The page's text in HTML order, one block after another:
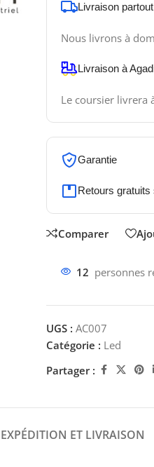
Livraison
Nous livrons à
Livraison à
Le coursier livrera
Garantie
Retours gratuits
Comparer
12 personnes
UGS : AC007
Catégorie : Led
Partager :
EXPÉDITION ET LIVRAISON